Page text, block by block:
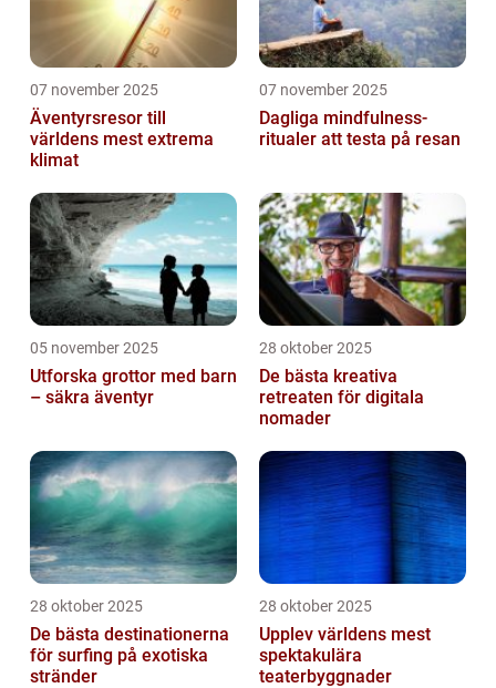
07 november 2025
Äventyrsresor till
världens mest extrema
klimat
07 november 2025
Dagliga mindfulness-
ritualer att testa på resan
05 november 2025
Utforska grottor med barn
– säkra äventyr
28 oktober 2025
De bästa kreativa
retreaten för digitala
nomader
28 oktober 2025
De bästa destinationerna
för surfing på exotiska
stränder
28 oktober 2025
Upplev världens mest
spektakulära
teaterbyggnader